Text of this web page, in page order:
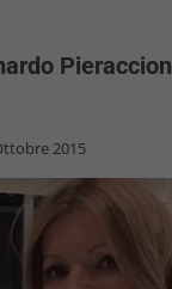
2015